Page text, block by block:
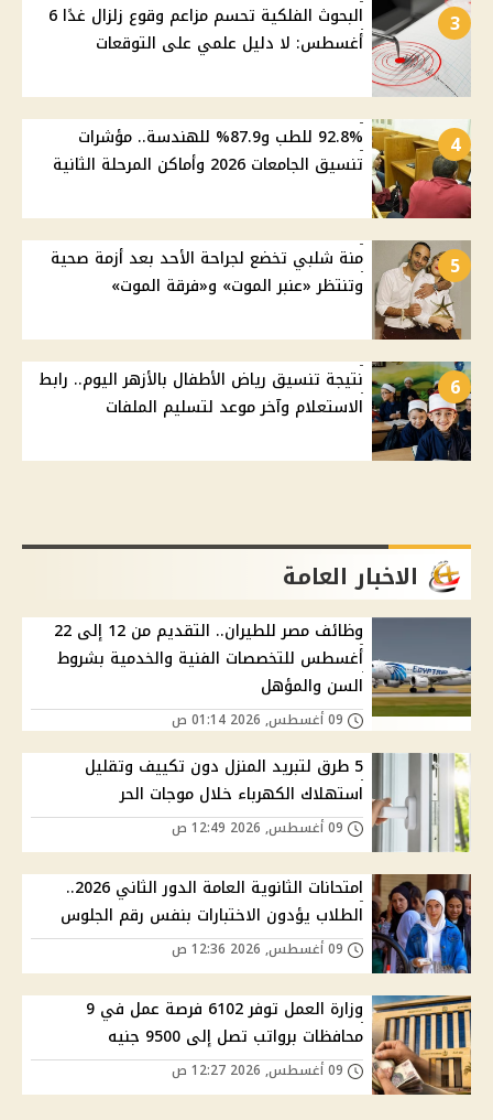
3
البحوث الفلكية تحسم مزاعم وقوع زلزال غدًا 6
أغسطس: لا دليل علمي على التوقعات
4
92.8% للطب و87.9% للهندسة.. مؤشرات
تنسيق الجامعات 2026 وأماكن المرحلة الثانية
5
منة شلبي تخضع لجراحة الأحد بعد أزمة صحية
وتنتظر «عنبر الموت» و«فرقة الموت»
6
نتيجة تنسيق رياض الأطفال بالأزهر اليوم.. رابط
الاستعلام وآخر موعد لتسليم الملفات
الاخبار العامة
وظائف مصر للطيران.. التقديم من 12 إلى 22
أغسطس للتخصصات الفنية والخدمية بشروط
السن والمؤهل
5 طرق لتبريد المنزل دون تكييف وتقليل
استهلاك الكهرباء خلال موجات الحر
امتحانات الثانوية العامة الدور الثاني 2026..
الطلاب يؤدون الاختبارات بنفس رقم الجلوس
وزارة العمل توفر 6102 فرصة عمل في 9
محافظات برواتب تصل إلى 9500 جنيه